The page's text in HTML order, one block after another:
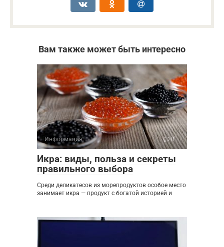
Вам также может быть интересно
Информация 0
Икра: виды, польза и секреты
правильного выбора
Среди деликатесов из морепродуктов особое место
занимает икра — продукт с богатой историей и